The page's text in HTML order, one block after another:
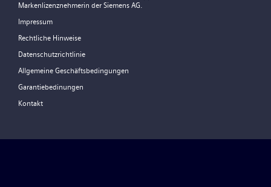
Markenlizenznehmerin der Siemens AG.
Impressum
Rechtliche Hinweise
Datenschutzrichtlinie
Allgemeine Geschäftsbedingungen
Garantiebedinungen
Kontakt